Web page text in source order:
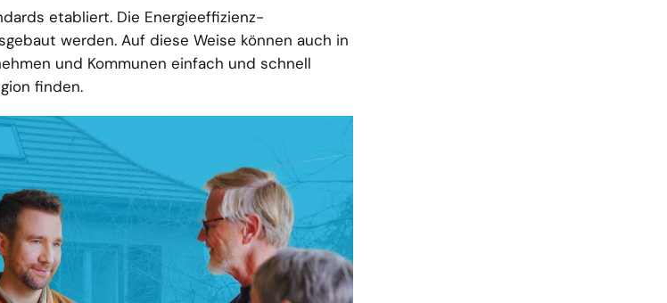
etabliert. Die Energieeffizienz-
werden. Auf diese Weise können auch in
und Kommunen einfach und schnell
finden.